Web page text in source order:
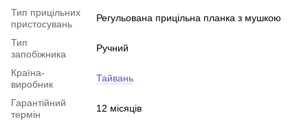
Тип прицільних
пристосувань
Регульована прицільна планка з мушкою
Тип
запобіжника
Ручний
Країна-
виробник
Тайвань
Гарантійний
термін
12 місяців